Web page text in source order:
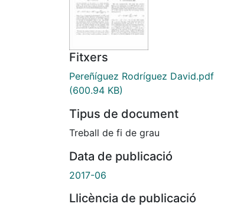
Fitxers
Pereñíguez Rodríguez David.pdf
(600.94 KB)
Tipus de document
Treball de fi de grau
Data de publicació
2017-06
Llicència de publicació